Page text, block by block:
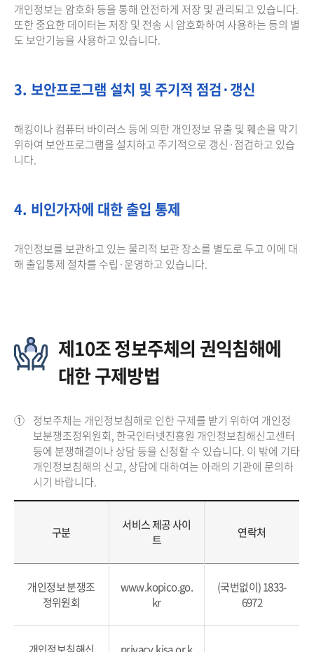
개인정보는 암호화 등을 통해 안전하게 저장 및 관리되고 있습니다.
또한 중요한 데이터는 저장 및 전송 시 암호화하여 사용하는 등의 별
도 보안기능을 사용하고 있습니다.
3. 보안프로그램 설치 및 주기적 점검·갱신
해킹이나 컴퓨터 바이러스 등에 의한 개인정보 유출 및 훼손을 막기
위하여 보안프로그램을 설치하고 주기적으로 갱신·점검하고 있습
니다.
4. 비인가자에 대한 출입 통제
개인정보를 보관하고 있는 물리적 보관 장소를 별도로 두고 이에 대
해 출입통제 절차를 수립·운영하고 있습니다.
제10조 정보주체의 권익침해에
대한 구제방법
① 정보주체는 개인정보침해로 인한 구제를 받기 위하여 개인정
보분쟁조정위원회, 한국인터넷진흥원 개인정보침해신고센터
등에 분쟁해결이나 상담 등을 신청할 수 있습니다. 이 밖에 기타
개인정보침해의 신고, 상담에 대하여는 아래의 기관에 문의하
시기 바랍니다.
구분
서비스 제공 사이
트
연락처
개인정보 분쟁조
정위원회
www.kopico.go.
kr
(국번없이) 1833-
6972
개인정보침해신 privacy.kisa.or.k